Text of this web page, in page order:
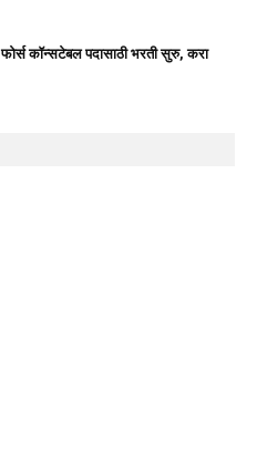
फोर्स कॉन्सटेबल पदासाठी भरती सुरु, करा